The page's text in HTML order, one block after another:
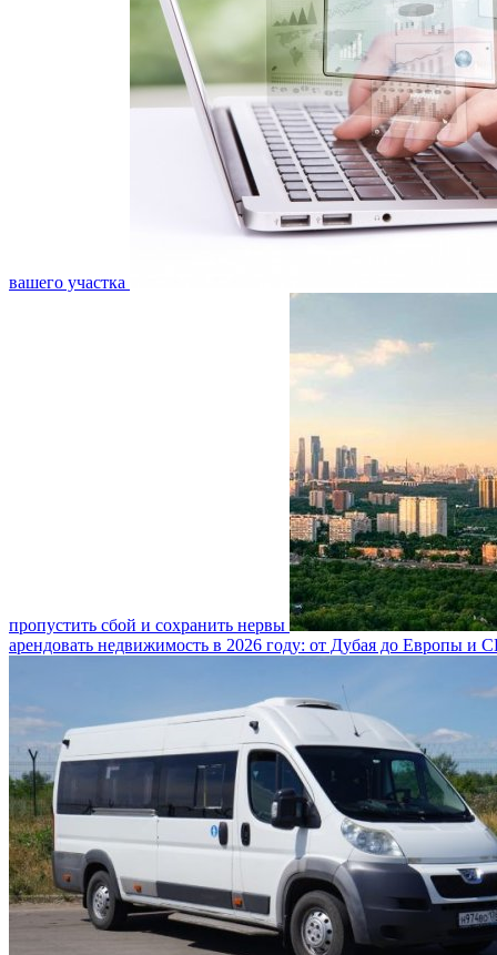
вашего участка
пропустить сбой и сохранить нервы
арендовать недвижимость в 2026 году: от Дубая до Европы и